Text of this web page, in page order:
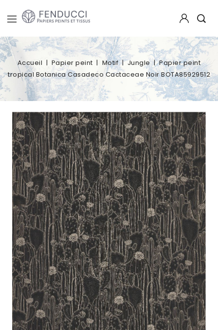
Accueil Papier peint Motif Jungle
Papier peint
tropical Botanica Casadeco Cactaceae Noir BOTA85929512